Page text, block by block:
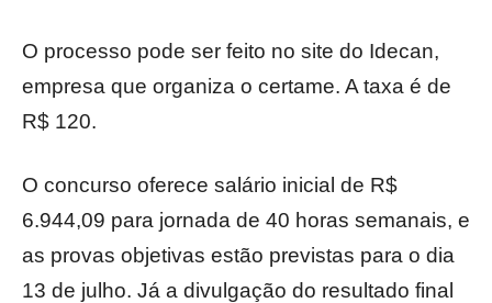
O processo pode ser feito no site do Idecan,
empresa que organiza o certame. A taxa é de
R$ 120.
O concurso oferece salário inicial de R$
6.944,09 para jornada de 40 horas semanais, e
as provas objetivas estão previstas para o dia
13 de julho. Já a divulgação do resultado final